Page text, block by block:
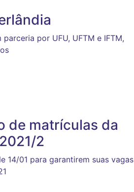
por UFU, UFTM e IFTM,
de matrículas da
2
14/01 para garantirem suas vagas